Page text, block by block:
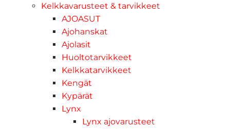
Kelkkavarusteet & tarvikkeet
AJOASUT
Ajohanskat
Ajolasit
Huoltotarvikkeet
Kelkkatarvikkeet
Kengät
Kypärät
Lynx
Lynx ajovarusteet